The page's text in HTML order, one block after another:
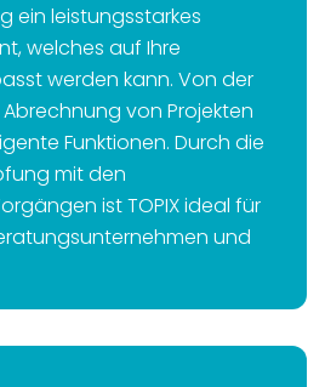
ein leistungsstarkes
welches auf Ihre
werden kann. Von der
von Projekten
Funktionen. Durch die
mit den
ist TOPIX ideal für
und